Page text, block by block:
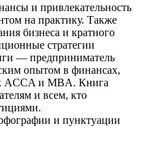
и привлекательность
на практику. Также
бизнеса и кратного
стратегии
— предприниматель
опытом в финансах,
ACCA и MBA. Книга
и всем, кто
и пунктуации